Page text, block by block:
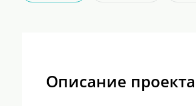
Описание проекта